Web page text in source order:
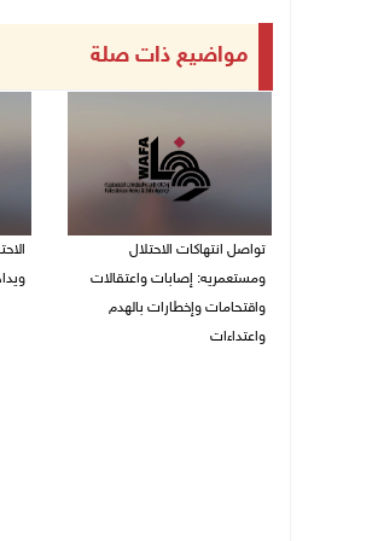
مواضيع ذات صلة
تواصل انتهاكات الاحتلال
ومستعمريه: إصابات واعتقالات
واقتحامات وإخطارات بالهدم
واعتداءات